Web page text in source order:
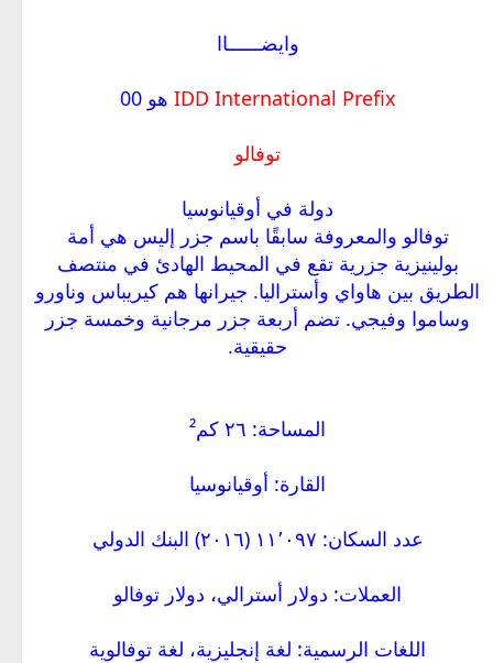
وايضــــــاا
IDD International Prefix هو 00
توفالو
دولة في أوقيانوسيا
توفالو والمعروفة سابقًا باسم جزر إليس هي أمة
بولينيزية جزرية تقع في المحيط الهادئ في منتصف
الطريق بين هاواي وأستراليا. جيرانها هم كيريباس وناورو
وساموا وفيجي. تضم أربعة جزر مرجانية وخمسة جزر
حقيقية.
المساحة: ٢٦ كم²
القارة: أوقيانوسيا
عدد السكان: ١١٬٠٩٧ (٢٠١٦) البنك الدولي
العملات: دولار أسترالي، دولار توفالو
اللغات الرسمية: لغة إنجليزية، لغة توفالوية